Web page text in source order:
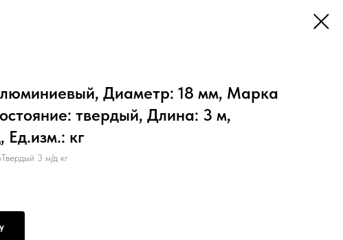
Диаметр: 18 мм, Марка
твердый, Длина: 3 м,
кг
3 м/д кг